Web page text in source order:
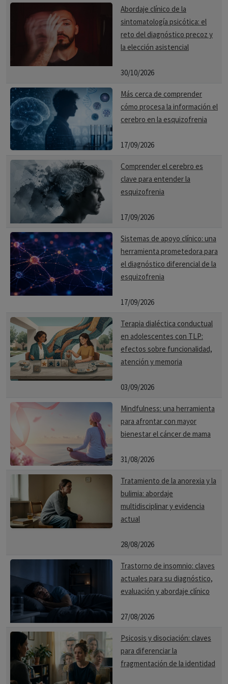
pregunta para posteriormente obtener la respuesta
deseada.
Creativo:con él podemos crear novedosas ideas o
soluciones a partir de conceptos y premisas que hemos
soluciones originales y únicas ante problemas, mediante el
cuestionamiento de las normas que en un principio
parecen ser evidentes.
Crítico:se desarrolla a medida que la persona se instruye y
se especializa en una temática, lo que nos permite tener
mayor posibilidad de relacionar y asociar premisas. Éste se
requiere para el desarrollo científico, tecnológico o de
investigación.
Analítico: es el que nos permite crear piezas de
información a través de conceptos o premisas lógicas
adquiridas, con el objetivo de obtener conclusiones.
Analiza cada detalle de algo o de un suceso para poder
comprenderlo de forma adecuada y obtener una
lenguaje, los cálculos matemáticos o la representación de
la realidad.
Abordaje clínico de la
sintomatología psicótica: el
reto del diagnóstico precoz y
la elección asistencial
30/10/2026
Más cerca de comprender
cómo procesa la información el
cerebro en la esquizofrenia
17/09/2026
Comprender el cerebro es
clave para entender la
esquizofrenia
17/09/2026
Sistemas de apoyo clínico: una
herramienta prometedora para
el diagnóstico diferencial de la
esquizofrenia
17/09/2026
Terapia dialéctica conductual
en adolescentes con TLP:
efectos sobre funcionalidad,
atención y memoria
03/09/2026
Mindfulness: una herramienta
para afrontar con mayor
bienestar el cáncer de mama
31/08/2026
Tratamiento de la anorexia y la
bulimia: abordaje
multidisciplinar y evidencia
actual
28/08/2026
Trastorno de insomnio: claves
actuales para su diagnóstico,
evaluación y abordaje clínico
27/08/2026
Psicosis y disociación: claves
para diferenciar la
fragmentación de la identidad